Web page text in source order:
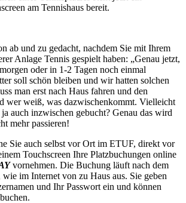
am Tennishaus bereit.
ab und zu gedacht, nachdem Sie mit Ihrem
Anlage Tennis gespielt haben: „Genau jetzt,
oder in 1-2 Tagen noch einmal
soll schön bleiben und wir hatten solchen
man erst nach Haus fahren und den
wer weiß, was dazwischenkommt. Vielleicht
auch inzwischen gebucht? Genau das wird
mehr passieren!
Sie auch selbst vor Ort im ETUF, direkt vor
Touchscreen Ihre Platzbuchungen online
vornehmen. Die Buchung läuft nach dem
wie im Internet von zu Haus aus. Sie geben
und Ihr Passwort ein und können